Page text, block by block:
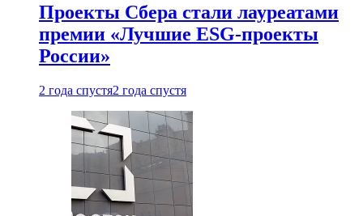
Проекты Сбера стали лауреатами
премии «Лучшие ESG-проекты
России»
2 года спустя2 года спустя